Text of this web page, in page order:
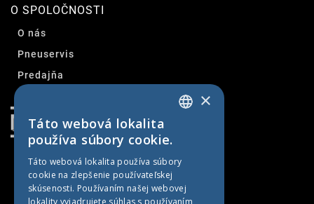
O SPOLOČNOSTI
O nás
Pneuservis
Predajňa
SLOVAK
GERMAN
HUNGARIAN
×
Táto webová lokalita
používa súbory cookie.
Táto webová lokalita používa súbory
cookie na zlepšenie používateľskej
skúsenosti. Používaním našej webovej
lokality vyjadrujete súhlas s používaním